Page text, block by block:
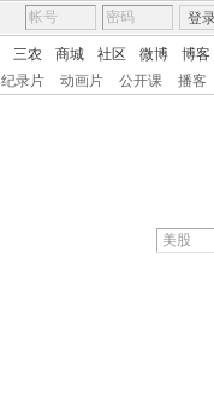
登
三农 商城 社区 微博 博客
纪录片 动画片 公开课 播客